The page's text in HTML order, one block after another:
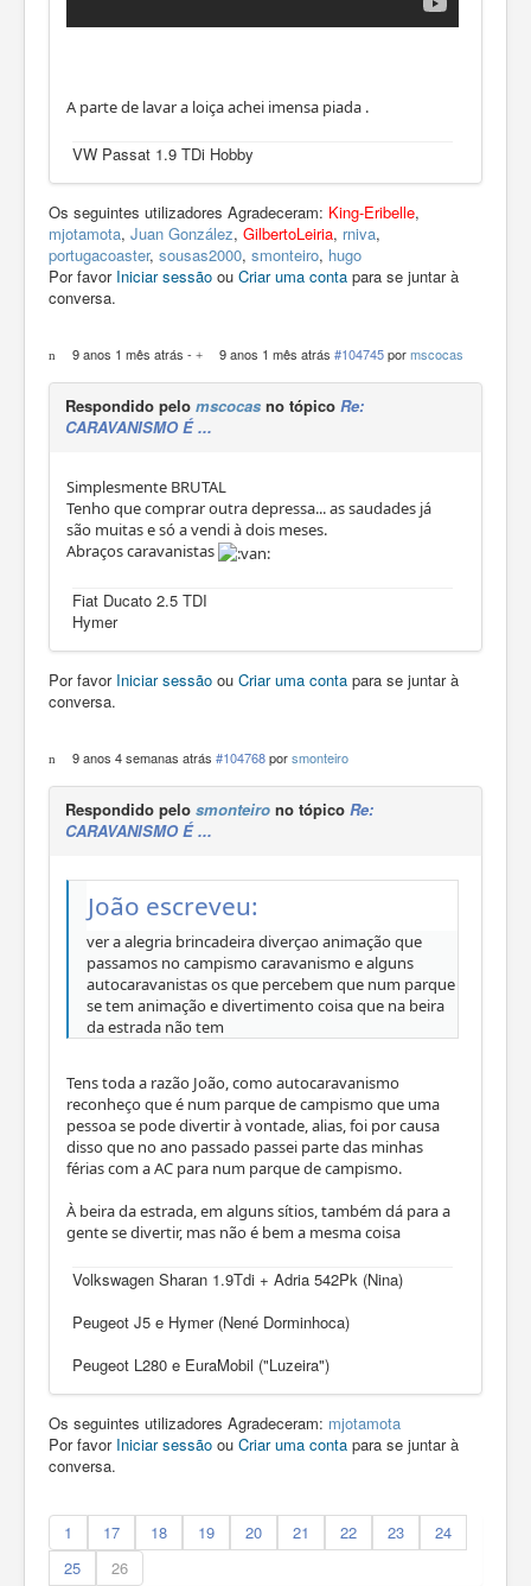
A parte de lavar a loiça achei imensa piada .
VW Passat 1.9 TDi Hobby
Os seguintes utilizadores Agradeceram: King-Eribelle,
mjotamota, Juan González, GilbertoLeiria, rniva,
portugacoaster, sousas2000, smonteiro, hugo
Por favor Iniciar sessão ou Criar uma conta para se juntar à
conversa.
9 anos 1 mês atrás - 9 anos 1 mês atrás #104745 pormscocas
Respondido pelo mscocas no tópico Re:
CARAVANISMO É ...
Simplesmente BRUTAL
Tenho que comprar outra depressa... as saudades já
são muitas e só a vendi à dois meses.
Abraços caravanistas
Fiat Ducato 2.5 TDI
Hymer
Por favor Iniciar sessão ou Criar uma conta para se juntar à
conversa.
9 anos 4 semanas atrás #104768 porsmonteiro
Respondido pelo smonteiro no tópico Re:
CARAVANISMO É ...
João escreveu:
ver a alegria brincadeira diverçao animação que
passamos no campismo caravanismo e alguns
autocaravanistas os que percebem que num parque
se tem animação e divertimento coisa que na beira
da estrada não tem
Tens toda a razão João, como autocaravanismo
reconheço que é num parque de campismo que uma
pessoa se pode divertir à vontade, alias, foi por causa
disso que no ano passado passei parte das minhas
férias com a AC para num parque de campismo.
À beira da estrada, em alguns sítios, também dá para a
gente se divertir, mas não é bem a mesma coisa
Volkswagen Sharan 1.9Tdi + Adria 542Pk (Nina)
Peugeot J5 e Hymer (Nené Dorminhoca)
Peugeot L280 e EuraMobil ("Luzeira")
Os seguintes utilizadores Agradeceram: mjotamota
Por favor Iniciar sessão ou Criar uma conta para se juntar à
conversa.
1 17 18 19 20 21 22 23
24
25
26